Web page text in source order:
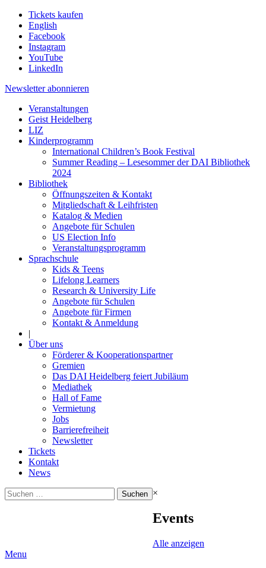
Tickets kaufen
English
Facebook
Instagram
YouTube
LinkedIn
Newsletter abonnieren
Veranstaltungen
Geist Heidelberg
LIZ
Kinderprogramm
International Children’s Book Festival
Summer Reading – Lesesommer der DAI Bibliothek
2024
Bibliothek
Öffnungszeiten & Kontakt
Mitgliedschaft & Leihfristen
Katalog & Medien
Angebote für Schulen
US Election Info
Veranstaltungsprogramm
Sprachschule
Kids & Teens
Lifelong Learners
Research & University Life
Angebote für Schulen
Angebote für Firmen
Kontakt & Anmeldung
|
Über uns
Förderer & Kooperationspartner
Gremien
Das DAI Heidelberg feiert Jubiläum
Mediathek
Hall of Fame
Vermietung
Jobs
Barrierefreiheit
Newsletter
Tickets
Kontakt
News
Suchen
nach:
×
Events
Alle anzeigen
Menu